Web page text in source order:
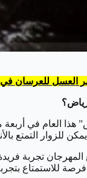
العسل للعرسان في
هذا العام في أربعة
بالأنشطة والفعاليات في
تجربة
للاستمتاع